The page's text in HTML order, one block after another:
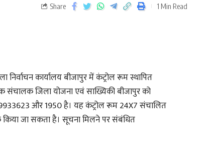
Share 1 Min Read
निर्वाचन कार्यालय बीजापुर में कंट्रोल रूम स्थापित
संचालक जिला योजना एवं साख्यिकी बीजापुर को
और 1950 है। यह कंट्रोल रूम 24X7 संचालित
किया जा सकता है। सूचना मिलने पर संबंधित